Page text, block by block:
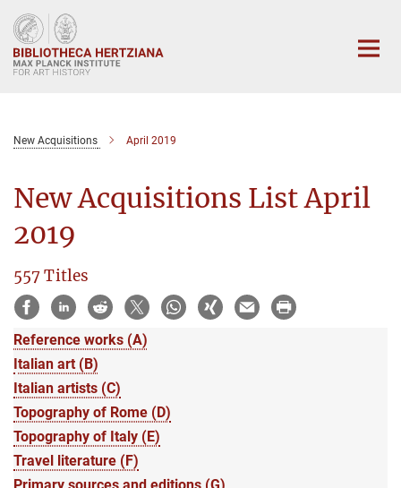
Main-
Content
New Acquisitions April 2019
New Acquisitions List April
2019
557 Titles
Reference works (A)
Italian art (B)
Italian artists (C)
Topography of Rome (D)
Topography of Italy (E)
Travel literature (F)